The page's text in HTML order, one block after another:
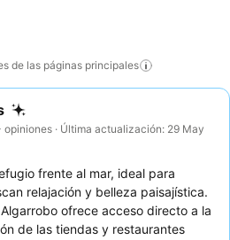
de las páginas principales
opiniones · Última actualización: 29 May
frente al mar, ideal para
relajación y belleza paisajística.
ofrece acceso directo a la
de las tiendas y restaurantes